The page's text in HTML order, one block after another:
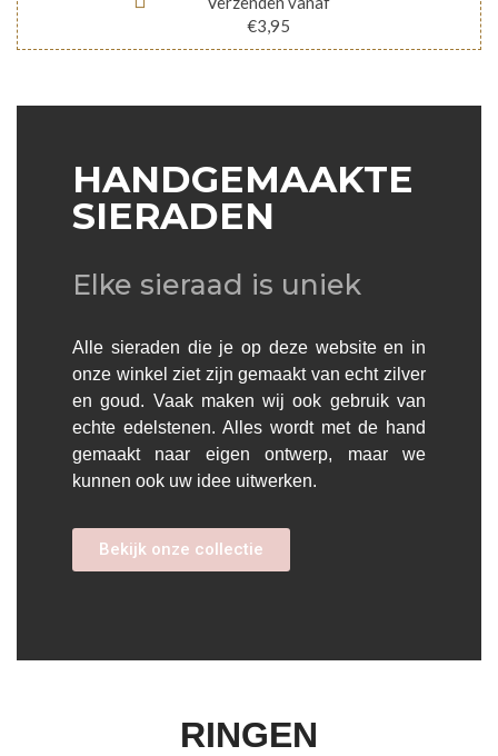
€3,95
HANDGEMAAKTE
SIERADEN
Elke sieraad is uniek
Alle sieraden die je op deze website en in
onze winkel ziet zijn gemaakt van echt zilver
en goud. Vaak maken wij ook gebruik van
echte edelstenen. Alles wordt met de hand
gemaakt naar eigen ontwerp, maar we
kunnen ook uw idee uitwerken.
Bekijk onze collectie
RINGEN